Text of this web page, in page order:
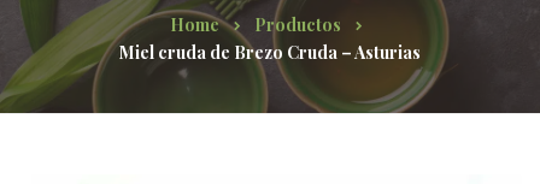
Home
Productos
Miel cruda de Brezo Cruda – Asturias